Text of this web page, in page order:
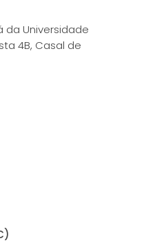
da Universidade
4B, Casal de